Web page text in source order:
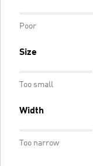
Poor
Size
Too small
Width
Too narrow